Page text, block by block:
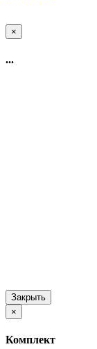
×
...
Закрыть
×
Комплект